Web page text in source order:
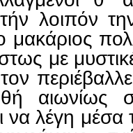
λοιπόν
μακάριος
με
αιωνίως
να λέγη